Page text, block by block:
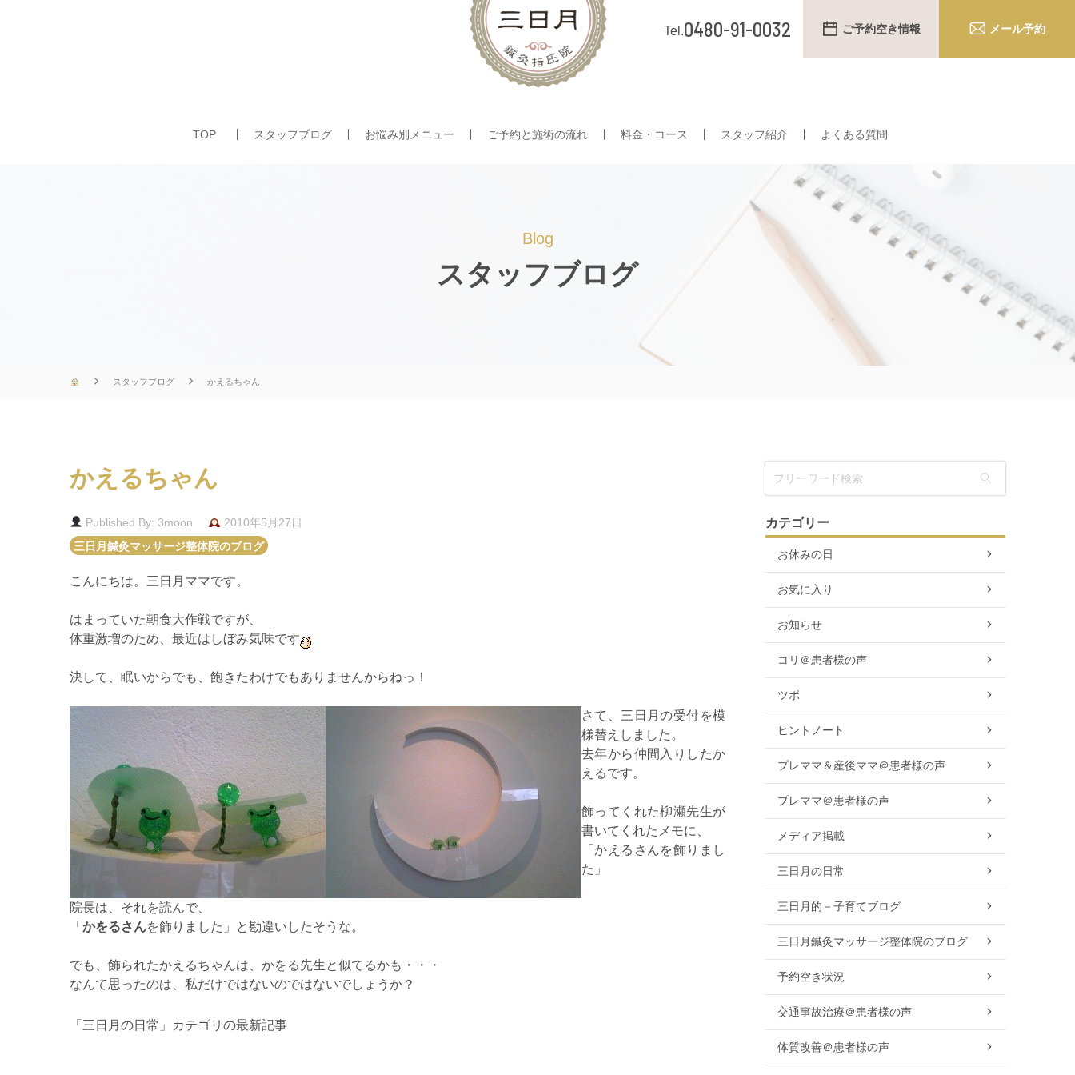
TOP スタッフブログ お悩み別メニュー ご予約と施術の流れ 料金・コース スタッフ紹介 よくある質問
0480-91-0032 ご予約空き情報 メール予約
Blog
スタッフブログ
スタッフブログ かえるちゃん
かえるちゃん
Published By: 3moon 2010年5月27日
三日月鍼灸マッサージ整体院のブログ
こんにちは。三日月ママです。
はまっていた朝食大作戦ですが、
体重激増のため、最近はしぼみ気味です
決して、眠いからでも、飽きたわけでもありませんからねっ！
さて、三日月の受付を模
様替えしました。
去年から仲間入りしたか
えるです。
飾ってくれた柳瀬先生が
書いてくれたメモに、
「かえるさんを飾りまし
た」
院長は、それを読んで、
「 かをるさんを飾りました」と勘違いしたそうな。
でも、飾られたかえるちゃんは、かをる先生と似てるかも・・・
なんて思ったのは、私だけではないのではないでしょうか？
「三日月の日常」カテゴリの最新記事
カテゴリー
お休みの日
お気に入り
お知らせ
コリ＠患者様の声
ツボ
ヒントノート
プレママ＆産後ママ＠患者様の声
プレママ＠患者様の声
メディア掲載
三日月の日常
三日月的－子育てブログ
三日月鍼灸マッサージ整体院のブログ
予約空き状況
交通事故治療＠患者様の声
体質改善＠患者様の声